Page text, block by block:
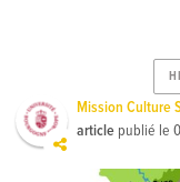
Mission Culture
article publié le